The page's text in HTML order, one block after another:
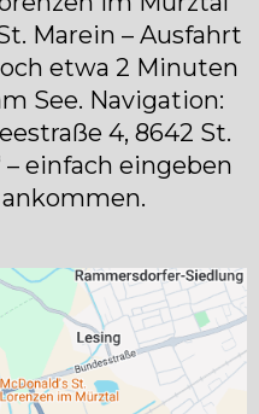
Marein – Ausfahrt
etwa 2 Minuten
See. Navigation:
4, 8642 St.
einfach eingeben